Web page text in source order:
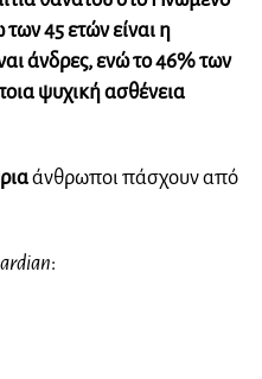
των 45 ετών είναι η
άνδρες, ενώ το 46% των
ψυχική ασθένεια
άνθρωποι πάσχουν από
: